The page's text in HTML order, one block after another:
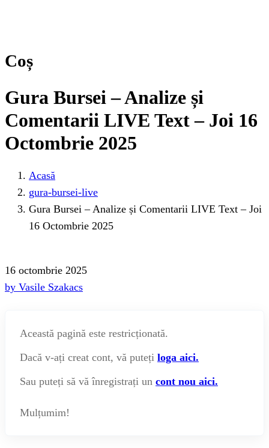
Coș
Gura Bursei – Analize și
Comentarii LIVE Text – Joi 16
Octombrie 2025
Acasă
gura-bursei-live
Gura Bursei – Analize și Comentarii LIVE Text – Joi
16 Octombrie 2025
16 octombrie 2025
by Vasile Szakacs
Această pagină este restricționată.
Dacă v-ați creat cont, vă puteți loga aici.
Sau puteți să vă înregistrați un cont nou aici.
Mulțumim!